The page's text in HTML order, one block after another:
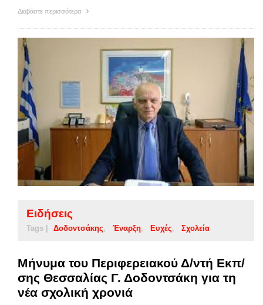
Διαβάστε περισσότερα
Ειδήσεις
Tags | Δοδοντσάκης Έναρξη Ευχές Σχολεία
Μήνυμα του Περιφερειακού Δ/ντή Εκπ/
σης Θεσσαλίας Γ. Δοδοντσάκη για τη
νέα σχολική χρονιά